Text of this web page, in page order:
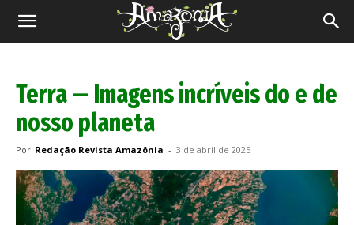
Revista
Terra — Imagens incríveis do e de
nosso planeta
Por Redação Revista Amazônia - 3 de abril de 2025